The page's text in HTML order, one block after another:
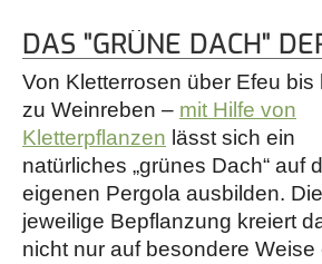
DAS "GRÜNE DACH"
Von Kletterrosen über Efeu bis
zu Weinreben – mit Hilfe von
Kletterpflanzen lässt sich ein
natürliches „grünes Dach“ auf
eigenen Pergola ausbilden. Die
jeweilige Bepflanzung kreiert
nicht nur auf besondere Weise